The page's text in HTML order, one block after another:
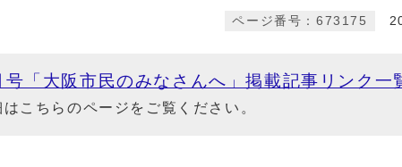
ページ番号：673175
「大阪市民のみなさんへ」掲載記事リンク一
こちらのページをご覧ください。